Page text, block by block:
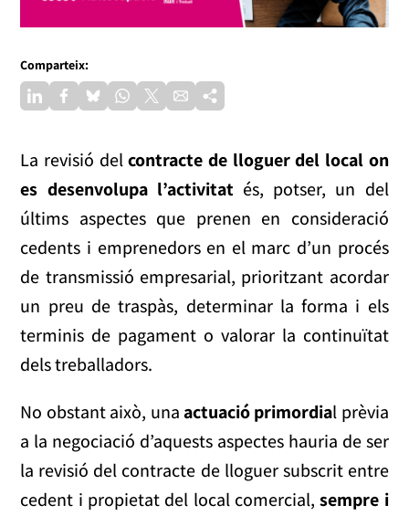
Comparteix:
La revisió delcontracte de lloguer del local on
es desenvolupa l’activitatés, potser, un del
últims aspectes que prenen en consideració
cedents i emprenedors en el marc d’un procés
de transmissió empresarial, prioritzant acordar
un preu de traspàs, determinar la forma i els
terminis de pagament o valorar la continuïtat
dels treballadors.
No obstant això, unaactuació primordial prèvia
a la negociació d’aquests aspectes hauria de ser
la revisió del contracte de lloguer subscrit entre
cedent i propietat del local comercial,sempre i